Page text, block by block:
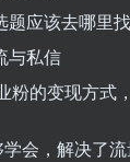
题应该去哪里找
与私信
粉的变现方式
会，解决了